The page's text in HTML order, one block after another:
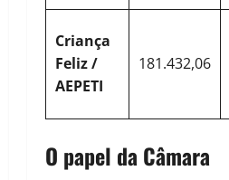
Criança
Feliz /
AEPETI
181.432,06
O papel da Câmara